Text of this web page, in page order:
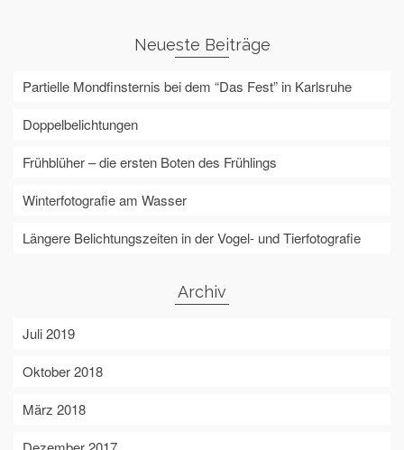
Neueste Beiträge
Partielle Mondfinsternis bei dem “Das Fest” in Karlsruhe
Doppelbelichtungen
Frühblüher – die ersten Boten des Frühlings
Winterfotografie am Wasser
Längere Belichtungszeiten in der Vogel- und Tierfotografie
Archiv
Juli 2019
Oktober 2018
März 2018